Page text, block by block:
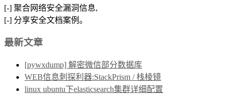
[-] 聚合网络安全漏洞信息,
[-] 分享安全文档案例。
最新文章
[pywxdump] 解密微信部分数据库
WEB信息刺探利器:StackPrism / 栈棱镜
linux ubuntu下elasticsearch集群详细配置